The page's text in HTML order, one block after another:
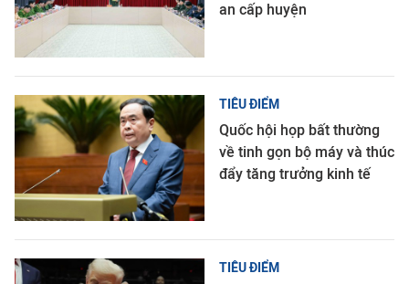
an cấp huyện
TIÊU ĐIỂM
Quốc hội họp bất thường
về tinh gọn bộ máy và thúc
đẩy tăng trưởng kinh tế
TIÊU ĐIỂM